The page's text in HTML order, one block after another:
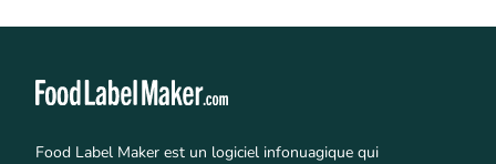
Food Label Maker est un logiciel infonuagique qui